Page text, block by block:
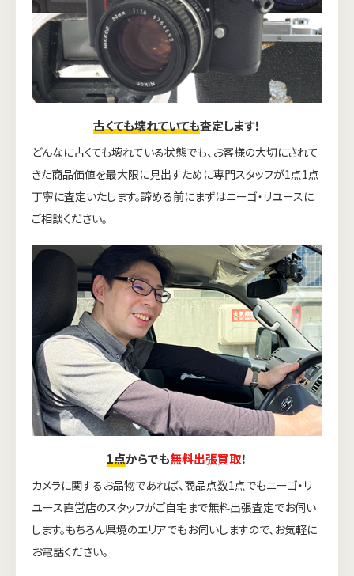
古くても壊れていても査定します！
どんなに古くても壊れている状態でも、お客様の大切にされて
きた商品価値を最大限に見出すために専門スタッフが1点1点
丁寧に査定いたします。諦める前にまずはニーゴ・リユースに
ご相談ください。
1点からでも無料出張買取！
カメラに関するお品物であれば、商品点数1点でもニーゴ・リ
ユース直営店のスタッフがご自宅まで無料出張査定でお伺い
します。もちろん県境のエリアでもお伺いしますので、お気軽に
お電話ください。